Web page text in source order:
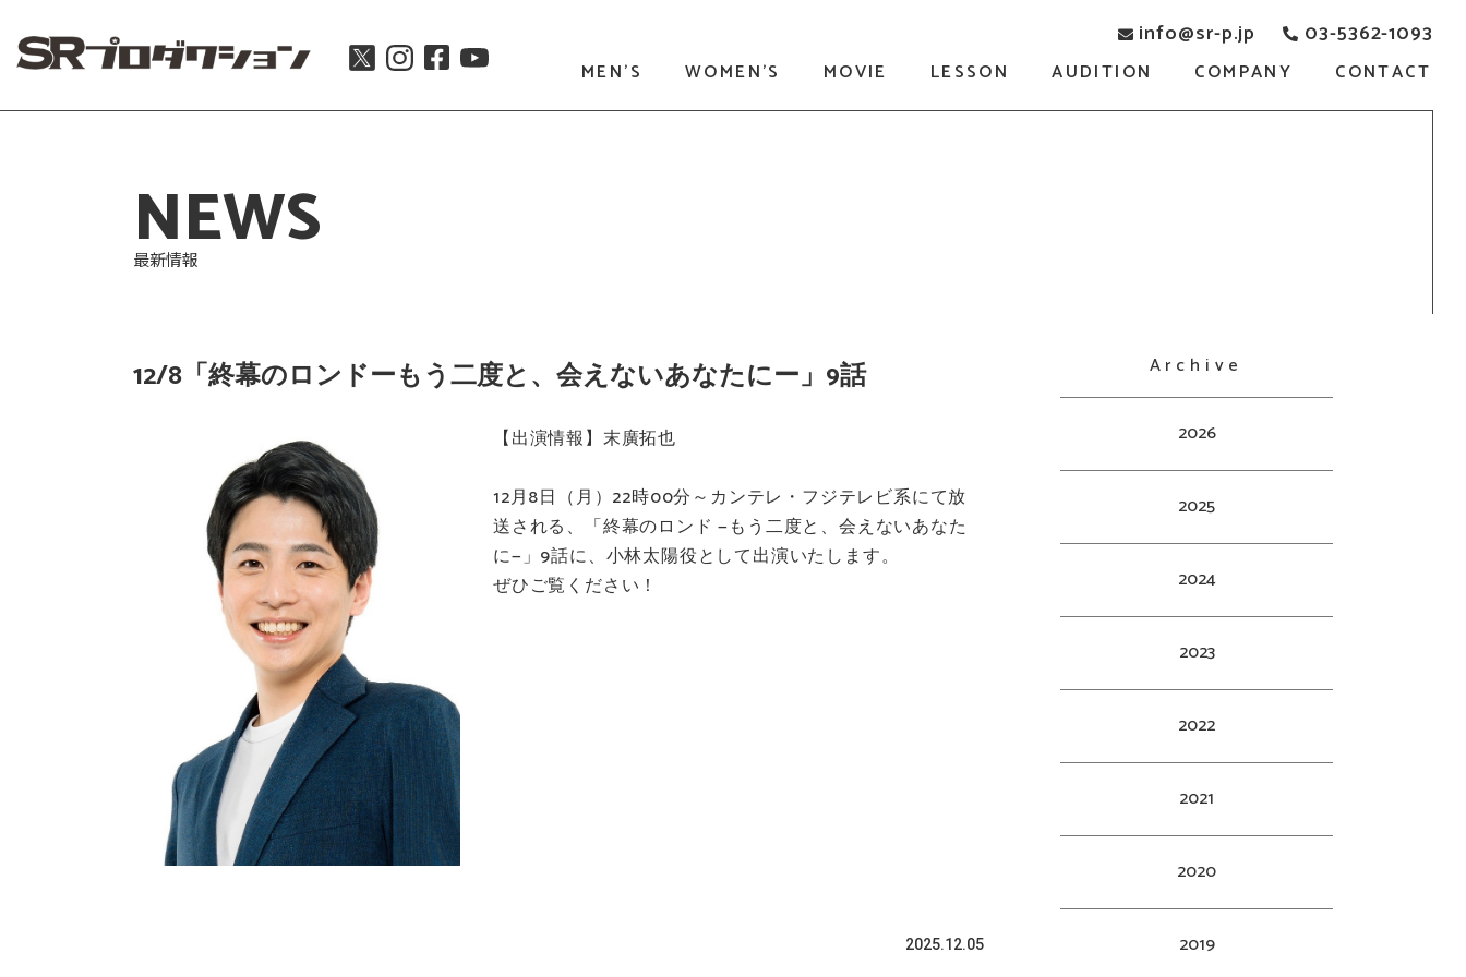
info@sr-p.jp 03-5362-1093
MEN'S WOMEN'S MOVIE LESSON AUDITION COMPANY CONTACT
NEWS
最新情報
12/8「終幕のロンドーもう二度と、会えないあなたにー」9話
【出演情報】末廣拓也
12月8日（月）22時00分～カンテレ・フジテレビ系にて放
送される、「終幕のロンド —もう二度と、会えないあなた
に—」9話に、小林太陽役として出演いたします。
ぜひご覧ください！
2025.12.05
Archive
2026
2025
2024
2023
2022
2021
2020
2019